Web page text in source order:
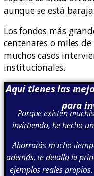
aunque se está
Los fondos más
centenares o miles
muchos casos
institucionales.
Aquí tienes las
para
Porque existen
invirtiendo, he hecho
Ahorrarás mucho
además, te detallo la
ejemplos reales